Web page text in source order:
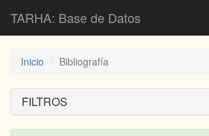
TARHA: Base de Datos
Inicio Bibliografía
FILTROS